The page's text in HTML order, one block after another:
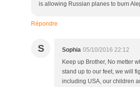
is allowing Russian planes to burn
Répondre
S Sophia 05/10/2016 22:12
Keep up Brother, No metter
stand up to our feet, we will
including USA, our children